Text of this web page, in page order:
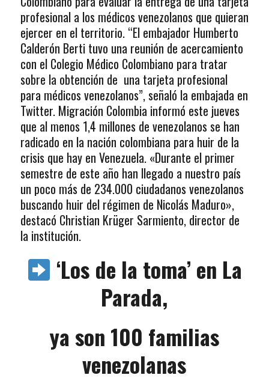
profesional a los médicos venezolanos que quieran
ejercer en el territorio. “El embajador Humberto
Calderón Berti tuvo una reunión de acercamiento
con el Colegio Médico Colombiano para tratar
sobre la obtención de una tarjeta profesional
para médicos venezolanos”, señaló la embajada en
Twitter. Migración Colombia informó este jueves
que al menos 1,4 millones de venezolanos se han
radicado en la nación colombiana para huir de la
crisis que hay en Venezuela. «Durante el primer
semestre de este año han llegado a nuestro país
un poco más de 234.000 ciudadanos venezolanos
buscando huir del régimen de Nicolás Maduro»,
destacó Christian Krüger Sarmiento, director de
la institución.
‘Los de la toma’ en La
Parada,
ya son 100 familias
venezolanas